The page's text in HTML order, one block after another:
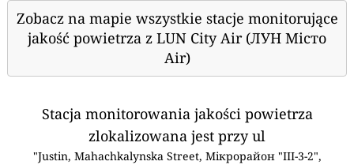
Zobacz na mapie wszystkie stacje monitorujące
jakość powietrza z LUN City Air (ЛУН Місто
Air)
Stacja monitorowania jakości powietrza
zlokalizowana jest przy ul
"Justin, Mahachkalynska Street, Мікрорайон "ІІІ-3-2",